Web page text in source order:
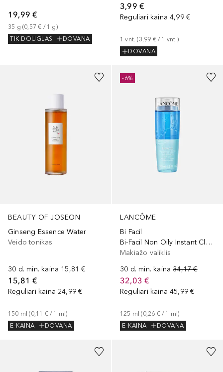
19,99 €
35 g (0,57 € / 1 g)
TIK DOUGLAS
DOVANA
3,99 €
Reguliari kaina 4,99 €
1 vnt. (3,99 € / 1 vnt.)
DOVANA
BEAUTY OF JOSEON
Ginseng Essence Water
Veido tonikas
30 d. min. kaina 15,81 €
15,81 €
Reguliari kaina 24,99 €
150 ml (0,11 € / 1 ml)
E-KAINA
DOVANA
LANCÔME
Bi Facil
Bi-Facil Non Oily Instant Cleanser
Makiažo valiklis
30 d. min. kaina 34,17 €
32,03 €
Reguliari kaina 45,99 €
125 ml (0,26 € / 1 ml)
E-KAINA
DOVANA
-6%